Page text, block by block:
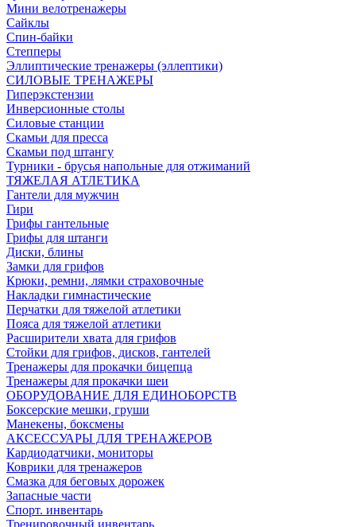
Мини велотренажеры
Сайклы
Спин-байки
Степперы
Эллиптические тренажеры (эллептики)
СИЛОВЫЕ ТРЕНАЖЕРЫ
Гиперэкстензии
Инверсионные столы
Силовые станции
Скамьи для пресса
Скамьи под штангу
Турники - брусья напольные для отжиманий
ТЯЖЕЛАЯ АТЛЕТИКА
Гантели для мужчин
Гири
Грифы гантельные
Грифы для штанги
Диски, блины
Замки для грифов
Крюки, ремни, лямки страховочные
Накладки гимнастические
Перчатки для тяжелой атлетики
Пояса для тяжелой атлетики
Расширители хвата для грифов
Стойки для грифов, дисков, гантелей
Тренажеры для прокачки бицепца
Тренажеры для прокачки шеи
ОБОРУДОВАНИЕ ДЛЯ ЕДИНОБОРСТВ
Боксерские мешки, груши
Манекены, боксмены
АКСЕССУАРЫ ДЛЯ ТРЕНАЖЕРОВ
Кардиодатчики, мониторы
Коврики для тренажеров
Смазка для беговых дорожек
Запасные части
Спорт. инвентарь
Тренировочный инвентарь